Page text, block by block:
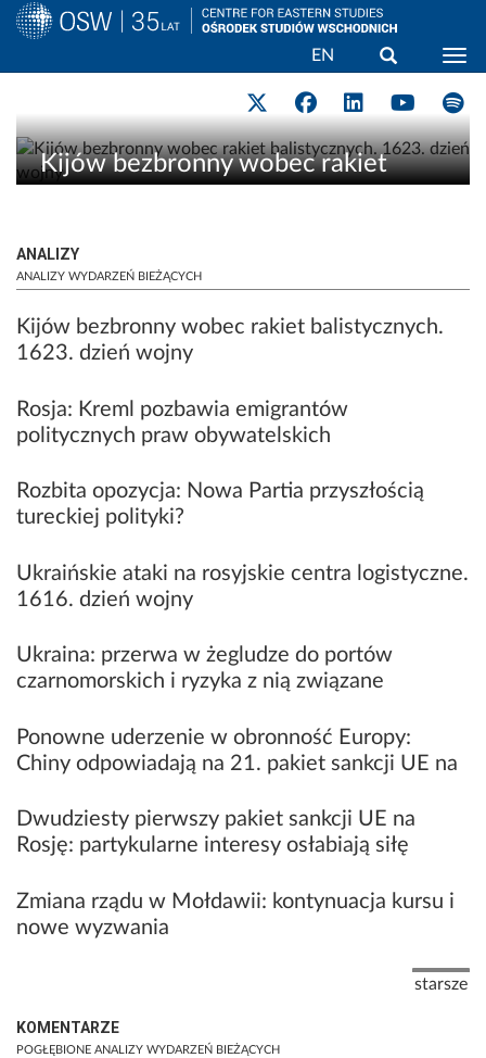
do
treści
EN Wyszukaj
Kijów bezbronny wobec rakiet
ANALIZY
ANALIZY WYDARZEŃ BIEŻĄCYCH
Kijów bezbronny wobec rakiet balistycznych.
1623. dzień wojny
Rosja: Kreml pozbawia emigrantów
politycznych praw obywatelskich
Rozbita opozycja: Nowa Partia przyszłością
tureckiej polityki?
Ukraińskie ataki na rosyjskie centra logistyczne.
1616. dzień wojny
Ukraina: przerwa w żegludze do portów
czarnomorskich i ryzyka z nią związane
Ponowne uderzenie w obronność Europy:
Chiny odpowiadają na 21. pakiet sankcji UE na
Dwudziesty pierwszy pakiet sankcji UE na
Rosję: partykularne interesy osłabiają siłę
Zmiana rządu w Mołdawii: kontynuacja kursu i
nowe wyzwania
starsze
KOMENTARZE
POGŁĘBIONE ANALIZY WYDARZEŃ BIEŻĄCYCH